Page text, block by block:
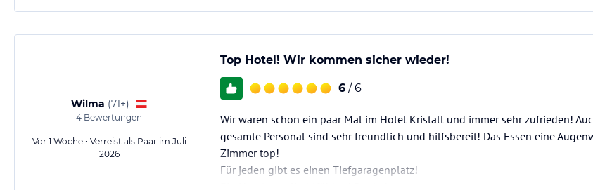
Wilma (71+)
4 Bewertungen
Vor 1 Woche • Verreist als Paar im Juli
2026
Top Hotel! Wir kommen sicher wieder!
6 / 6
Wir waren schon ein paar Mal im Hotel Kristall und immer sehr zufrieden!
gesamte Personal sind sehr freundlich und hilfsbereit! Das Essen eine
Zimmer top!
Für jeden gibt es einen Tiefgaragenplatz!